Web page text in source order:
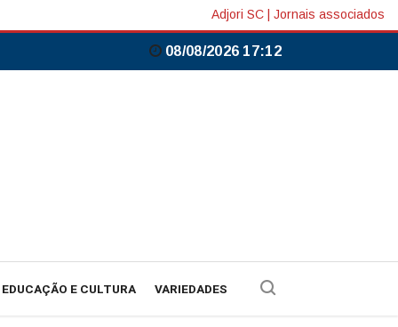
Adjori SC Jornais associados
08/08/2026 17:12
EDUCAÇÃO E CULTURA VARIEDADES